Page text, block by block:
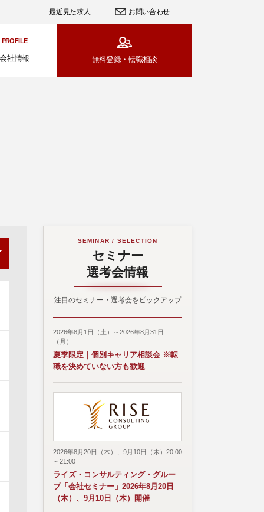
最近見た求人 お問い合わせ
PROFILE
会社情報 無料登録・転職相談
SEMINAR / SELECTION
セミナー
選考会情報
注目のセミナー・選考会をピックアップ
2026年8月1日（土）～2026年8月31日
（月）
夏季限定｜個別キャリア相談会 ※転
職を決めていない方も歓迎
2026年8月20日（木）、9月10日（木）20:00
～21:00
ライズ・コンサルティング・グルー
プ「会社セミナー」2026年8月20日
（木）、9月10日（木）開催